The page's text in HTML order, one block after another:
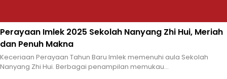
Perayaan Imlek 2025 Sekolah Nanyang Zhi Hui, Meriah
dan Penuh Makna
Keceriaan Perayaan Tahun Baru Imlek memenuhi aula Sekolah
Nanyang Zhi Hui. Berbagai penampilan memukau...